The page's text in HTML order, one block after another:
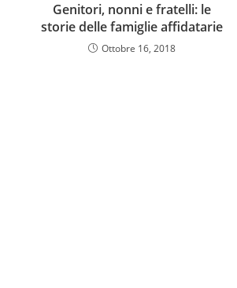
Genitori, nonni e fratelli: le
storie delle famiglie affidatarie
Ottobre 16, 2018